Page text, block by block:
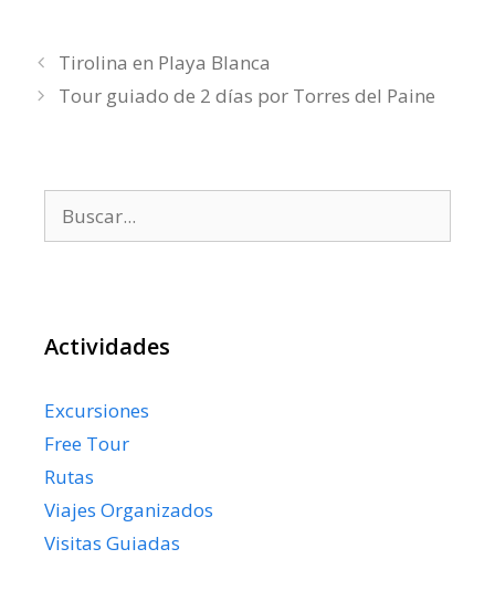
Tirolina en Playa Blanca
Tour guiado de 2 días por Torres del Paine
Actividades
Excursiones
Free Tour
Rutas
Viajes Organizados
Visitas Guiadas